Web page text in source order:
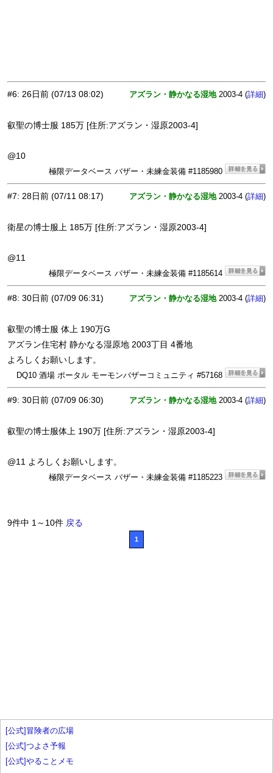
#6: 26日前 (07/13 08:02) アズラン・静かなる湿地2003-4 (詳細)
叡聖の博士服 185万 [住所:アズラン・湿原2003-4]
@10
極限データベース バザー・未練金装備 #1185980
#7: 28日前 (07/11 08:17) アズラン・静かなる湿地2003-4 (詳細)
衛星の博士服上 185万 [住所:アズラン・湿原2003-4]
@11
極限データベース バザー・未練金装備 #1185614
#8: 30日前 (07/09 06:31) アズラン・静かなる湿地2003-4 (詳細)
叡聖の博士服 体上 190万G
アズラン住宅村 静かなる湿原地 2003丁目 4番地
よろしくお願いします。
DQ10 酒場 ポータル モーモンバザーコミュニティ #57168
#9: 30日前 (07/09 06:30) アズラン・静かなる湿地2003-4 (詳細)
叡聖の博士服体上 190万 [住所:アズラン・湿原2003-4]
@11 よろしくお願いします。
極限データベース バザー・未練金装備 #1185223
9件中 1～10件 戻る
1
[公式]冒険者の広場
[公式]つよさ予報
[公式]やることメモ